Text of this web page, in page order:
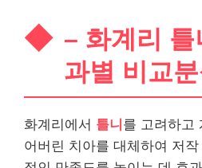
– 화계리 틀
과별 비교분
화계리에서 틀니 를 고려하고
어버린 치아를 대체하여 저